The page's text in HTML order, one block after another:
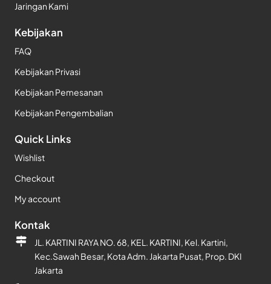
Jaringan Kami
Kebijakan
FAQ
Kebijakan Privasi
Kebijakan Pemesanan
Kebijakan Pengembalian
Quick Links
Wishlist
Checkout
My account
Kontak
JL. KARTINI RAYA NO. 68, KEL. KARTINI, Kel. Kartini,
Kec.Sawah Besar, Kota Adm. Jakarta Pusat, Prop. DKI
Jakarta